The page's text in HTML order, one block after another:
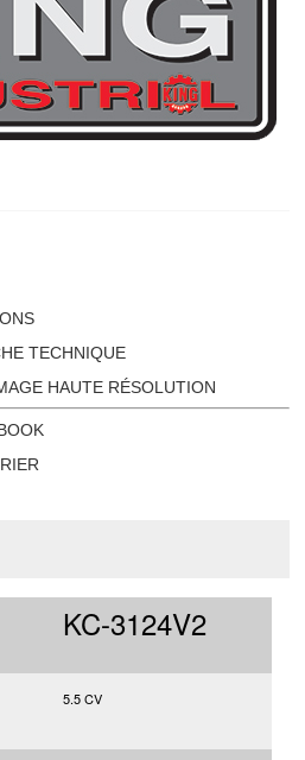
TECHNIQUE
HAUTE RÉSOLUTION
KC-3124V2
5.5 CV